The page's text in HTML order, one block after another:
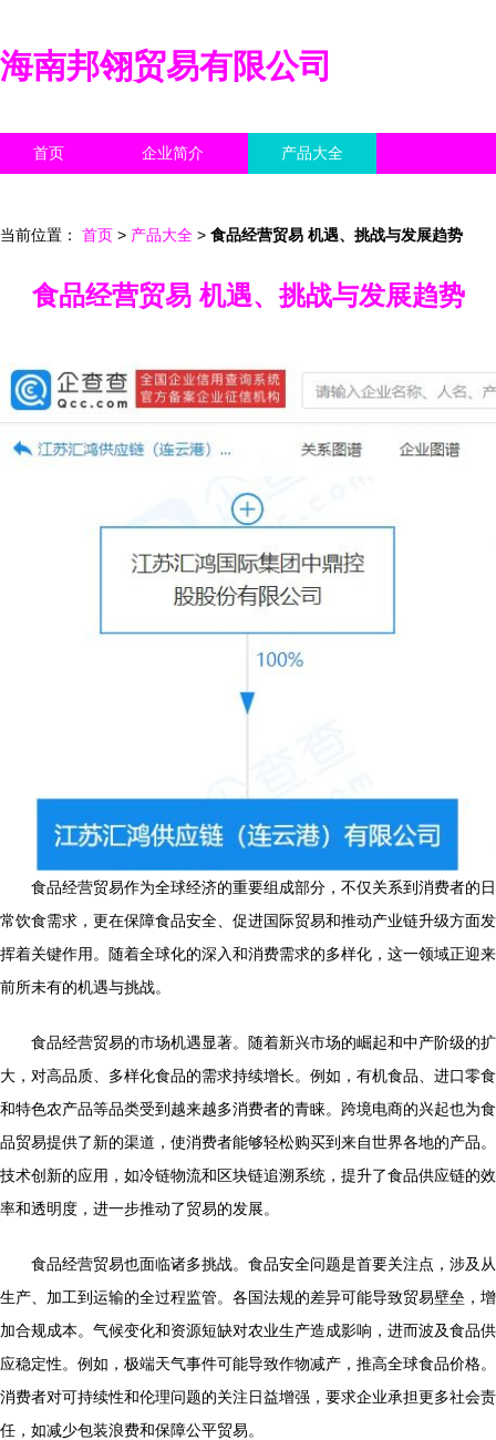
海南邦翎贸易有限公司
首页 企业简介 产品大全
当前位置： 首页 > 产品大全 > 食品经营贸易 机遇、挑战与发展趋势
食品经营贸易 机遇、挑战与发展趋势
食品经营贸易作为全球经济的重要组成部分，不仅关系到消费者的日
常饮食需求，更在保障食品安全、促进国际贸易和推动产业链升级方面发
挥着关键作用。随着全球化的深入和消费需求的多样化，这一领域正迎来
前所未有的机遇与挑战。
食品经营贸易的市场机遇显著。随着新兴市场的崛起和中产阶级的扩
大，对高品质、多样化食品的需求持续增长。例如，有机食品、进口零食
和特色农产品等品类受到越来越多消费者的青睐。跨境电商的兴起也为食
品贸易提供了新的渠道，使消费者能够轻松购买到来自世界各地的产品。
技术创新的应用，如冷链物流和区块链追溯系统，提升了食品供应链的效
率和透明度，进一步推动了贸易的发展。
食品经营贸易也面临诸多挑战。食品安全问题是首要关注点，涉及从
生产、加工到运输的全过程监管。各国法规的差异可能导致贸易壁垒，增
加合规成本。气候变化和资源短缺对农业生产造成影响，进而波及食品供
应稳定性。例如，极端天气事件可能导致作物减产，推高全球食品价格。
消费者对可持续性和伦理问题的关注日益增强，要求企业承担更多社会责
任，如减少包装浪费和保障公平贸易。